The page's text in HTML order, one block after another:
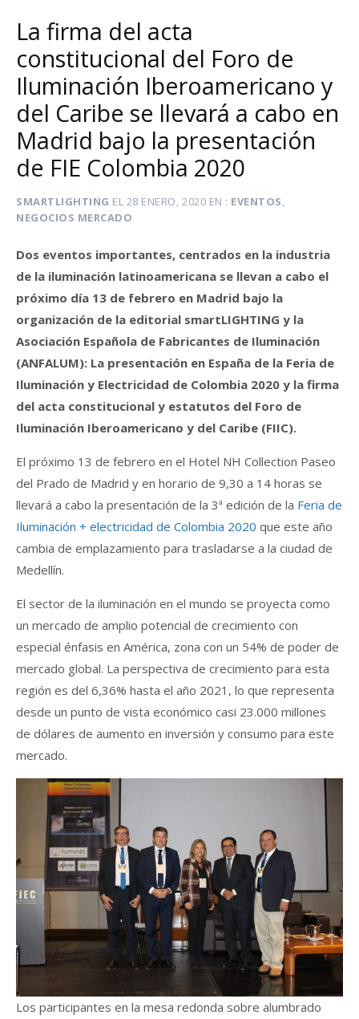
La firma del acta
constitucional del Foro de
Iluminación Iberoamericano y
del Caribe se llevará a cabo en
Madrid bajo la presentación
de FIE Colombia 2020
SMARTLIGHTING EL 28 ENERO, 2020 EN EVENTOS,
NEGOCIOS MERCADO
Dos eventos importantes, centrados en la industria
de la iluminación latinoamericana se llevan a cabo el
próximo día 13 de febrero en Madrid bajo la
organización de la editorial smartLIGHTING y la
Asociación Española de Fabricantes de Iluminación
(ANFALUM): La presentación en España de la Feria de
Iluminación y Electricidad de Colombia 2020 y la firma
del acta constitucional y estatutos del Foro de
Iluminación Iberoamericano y del Caribe (FIIC).
El próximo 13 de febrero en el Hotel NH Collection Paseo
del Prado de Madrid y en horario de 9,30 a 14 horas se
llevará a cabo la presentación de la 3ª edición de la Feria de
Iluminación + electricidad de Colombia 2020 que este año
cambia de emplazamiento para trasladarse a la ciudad de
Medellín.
El sector de la iluminación en el mundo se proyecta como
un mercado de amplio potencial de crecimiento con
especial énfasis en América, zona con un 54% de poder de
mercado global. La perspectiva de crecimiento para esta
región es del 6,36% hasta el año 2021, lo que representa
desde un punto de vista económico casi 23.000 millones
de dólares de aumento en inversión y consumo para este
mercado.
Los participantes en la mesa redonda sobre alumbrado